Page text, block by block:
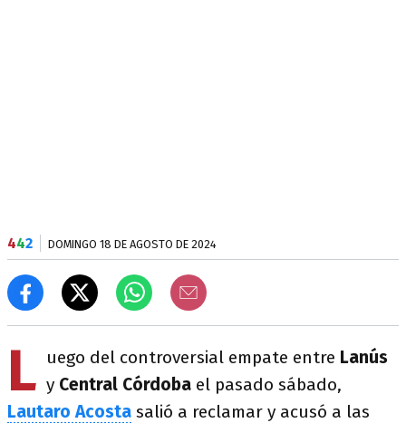
442 DOMINGO 18 DE AGOSTO DE 2024
L uego del controversial empate entre Lanús
y Central Córdoba el pasado sábado,
Lautaro Acosta salió a reclamar y acusó a las